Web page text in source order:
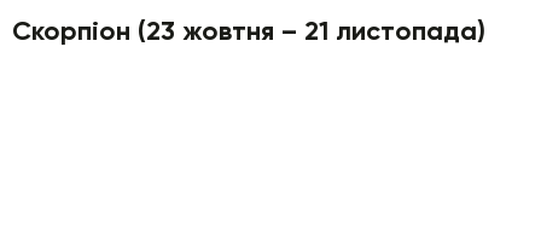
Скорпіон (23 жовтня – 21 листопада)